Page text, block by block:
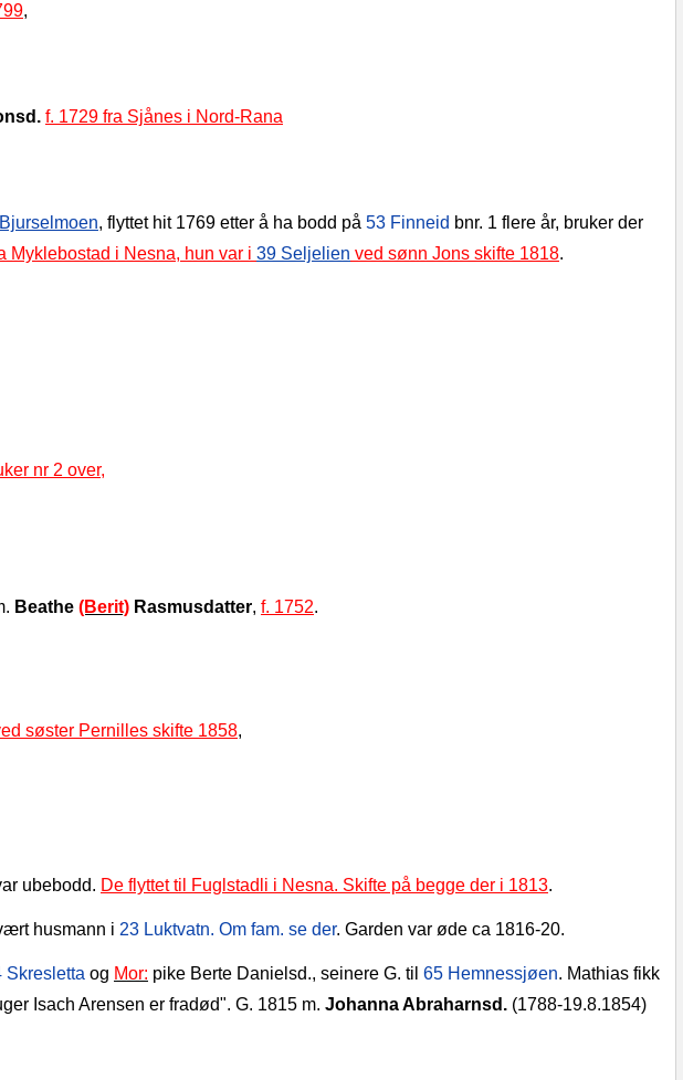
,
f. 1729 fra Sjånes i Nord-Rana
, flyttet hit 1769 etter å ha bodd på 53 Finneid bnr. 1 flere år, bruker der
Myklebostad i Nesna, hun var i 39 Seljelien ved sønn Jons skifte 1818.
nr 2 over,
Beathe (Berit) Rasmus­datter, f. 1752.
søster Pernilles skifte 1858,
ubebodd. De flyttet til Fuglstadli i Nesna. Skifte på begge der i 1813.
husmann i 23 Luktvatn. Om fam. se der. Garden var øde ca 1816‑20.
Skresletta og Mor: pike Berte Danielsd., seinere G. til 65 Hemnessjøen. Mathias fikk
Isach Arensen er fradød". G. 1815 m. Johanna Abraharnsd. (1788‑19.8.1854)